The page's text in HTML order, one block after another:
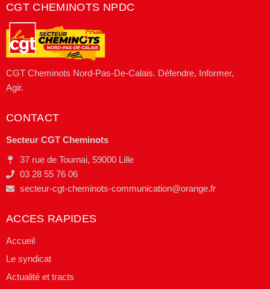
CGT CHEMINOTS NPDC
CGT Cheminots Nord-Pas-De-Calais. Défendre, Informer,
Agir.
CONTACT
Secteur CGT Cheminots
37 rue de Tournai, 59000 Lille
03 28 55 76 06
secteur-cgt-cheminots-communication@orange.fr
ACCES RAPIDES
Accueil
Le syndicat
Actualité et tracts